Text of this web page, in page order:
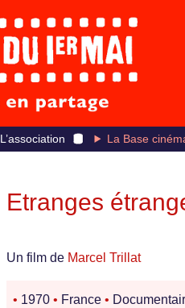
L’association La Base
Etranges
Un film de Marcel Trillat
• 1970 • France •